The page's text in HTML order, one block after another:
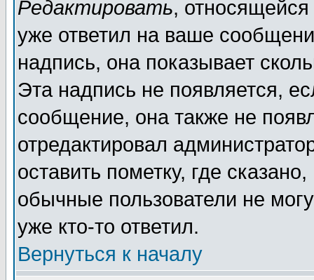
Редактировать,
уже ответил на ваше
надпись, она показывает
Эта надпись не появляется,
сообщение, она также не
отредактировал
оставить пометку, где
обычные пользователи не
уже кто-то ответил.
Вернуться к началу